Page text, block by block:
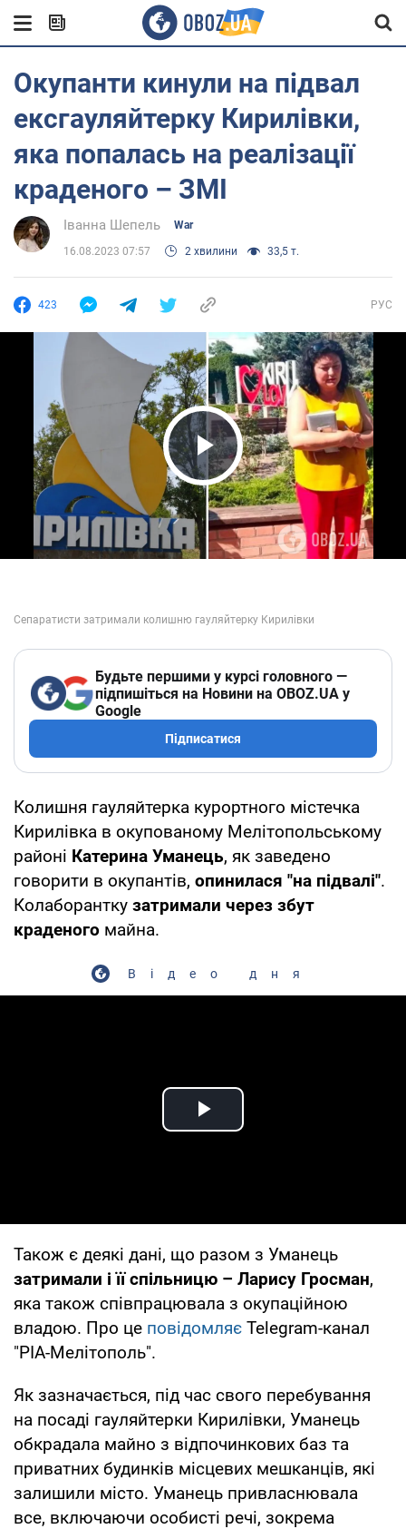
Окупанти кинули на підвал
ексгауляйтерку Кирилівки,
яка попалась на реалізації
краденого – ЗМІ
Іванна Шепель War
16.08.2023 07:57 2 хвилини 33,5 т.
423 РУС
Play Video
Будьте першими у курсі головного —
підпишіться на Новини на OBOZ.UA у
Google
Підписатися
Колишня гауляйтерка курортного містечка
Кирилівка в окупованому Мелітопольському
районі Катерина Уманець, як заведено
говорити в окупантів, опинилася "на підвалі".
Колаборантку затримали через збут
краденого майна.
Відео дня
Play Video
Також є деякі дані, що разом з Уманець
затримали і її спільницю – Ларису Гросман,
яка також співпрацювала з окупаційною
владою. Про це повідомляє Telegram-канал
"РІА-Мелітополь".
Як зазначається, під час свого перебування
на посаді гауляйтерки Кирилівки, Уманець
обкрадала майно з відпочинкових баз та
приватних будинків місцевих мешканців, які
залишили місто. Уманець привласнювала
все, включаючи особисті речі, зокрема